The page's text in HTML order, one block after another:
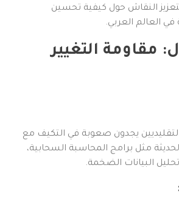
النقاش حول كيفية تحسين
العالم العربي.
مقاومة التغيير
يجدون صعوبة في التكيف مع
مثل برامج المحاسبة السحابية،
البيانات الضخمة.